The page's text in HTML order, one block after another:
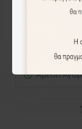
Άμεση